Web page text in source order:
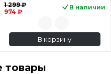
1 299 ₽
974 ₽
В наличии
В корзину
товары